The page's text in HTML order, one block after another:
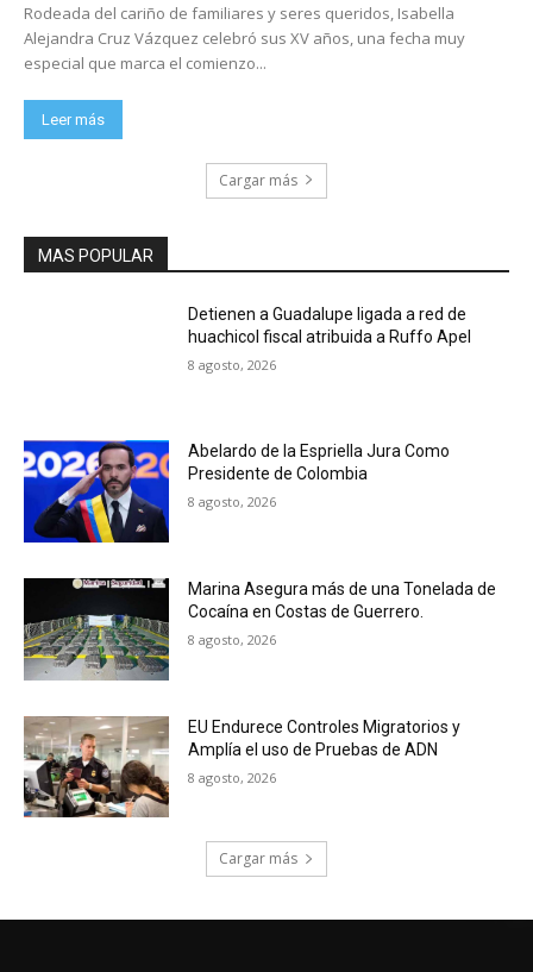
Rodeada del cariño de familiares y seres queridos, Isabella
Alejandra Cruz Vázquez celebró sus XV años, una fecha muy
especial que marca el comienzo...
Leer más
Cargar más
MAS POPULAR
Detienen a Guadalupe ligada a red de
huachicol fiscal atribuida a Ruffo Apel
8 agosto, 2026
Abelardo de la Espriella Jura Como
Presidente de Colombia
8 agosto, 2026
Marina Asegura más de una Tonelada de
Cocaína en Costas de Guerrero.
8 agosto, 2026
EU Endurece Controles Migratorios y
Amplía el uso de Pruebas de ADN
8 agosto, 2026
Cargar más